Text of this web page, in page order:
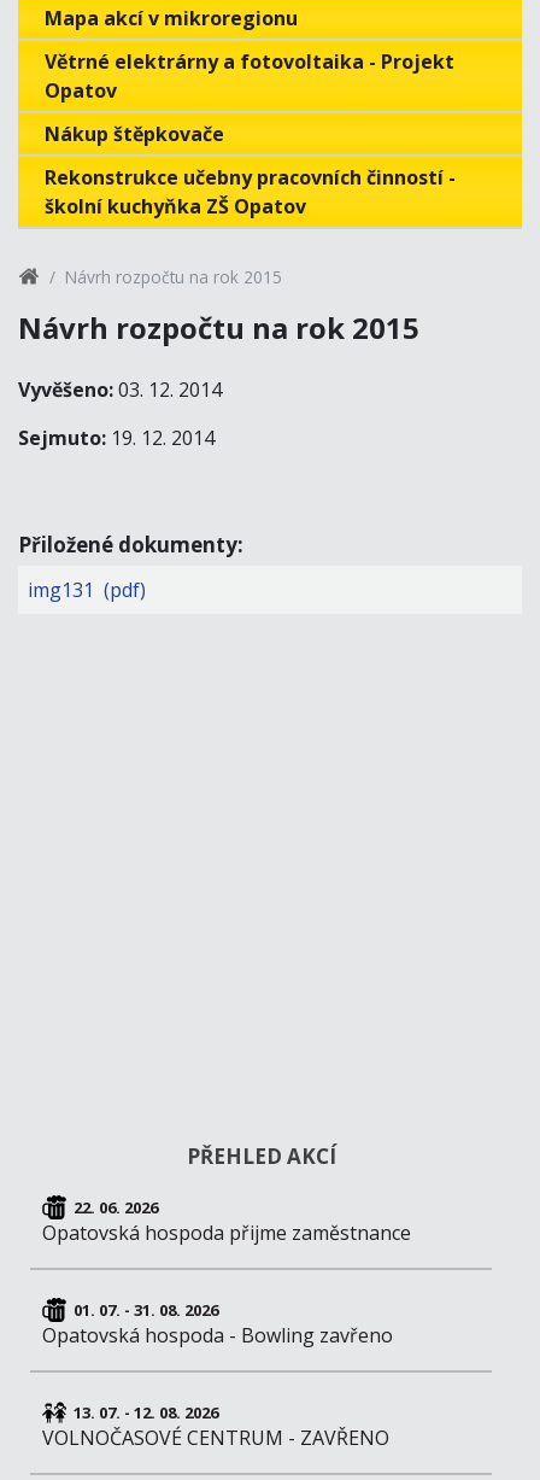
Mapa akcí v mikroregionu
Větrné elektrárny a fotovoltaika - Projekt
Opatov
Nákup štěpkovače
Rekonstrukce učebny pracovních činností -
školní kuchyňka ZŠ Opatov
Návrh rozpočtu na rok 2015
Návrh rozpočtu na rok 2015
Vyvěšeno:03. 12. 2014
Sejmuto: 19. 12. 2014
Přiložené dokumenty:
img131 (pdf)
PŘEHLED AKCÍ
22. 06. 2026
Opatovská hospoda přijme zaměstnance
01. 07. - 31. 08. 2026
Opatovská hospoda - Bowling zavřeno
13. 07. - 12. 08. 2026
VOLNOČASOVÉ CENTRUM - ZAVŘENO